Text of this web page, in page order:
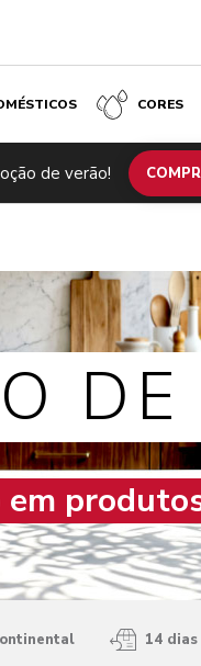
CORES
de verão!
DE
14